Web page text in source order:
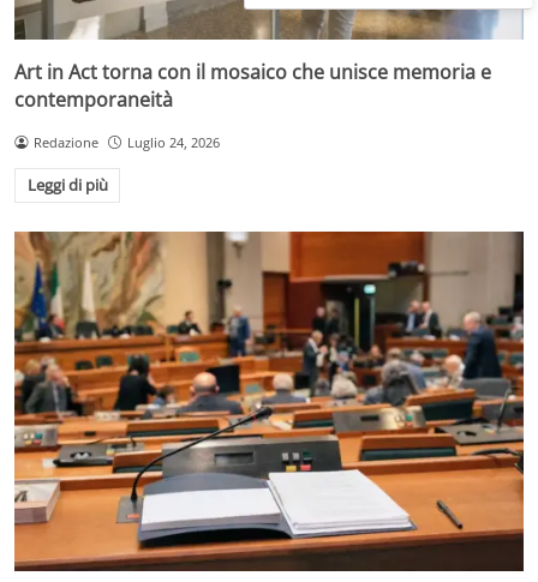
Art in Act torna con il mosaico che unisce memoria e
contemporaneità
Redazione Luglio 24, 2026
Leggi di più